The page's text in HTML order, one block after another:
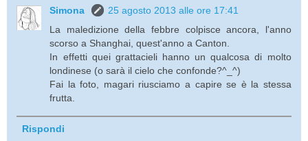
Simona
25 agosto 2013 alle ore 17:41
La maledizione della febbre colpisce ancora, l'anno
scorso a Shanghai, quest'anno a Canton.
In effetti quei grattacieli hanno un qualcosa di molto
londinese (o sarà il cielo che confonde?^_^)
Fai la foto, magari riusciamo a capire se è la stessa
frutta.
Rispondi